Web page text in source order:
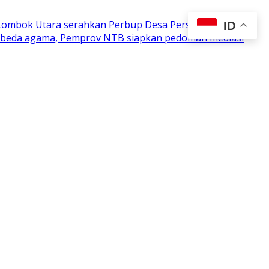
Utara serahkan Perbup Desa Persiapan
agama, Pemprov NTB siapkan pedoman mediasi
ID